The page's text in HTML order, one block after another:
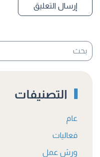
إرسال التعليق
التصنيفات
عام
فعاليات
ورش عمل